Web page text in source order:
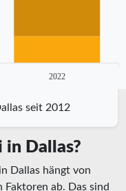
2022
seit 2012
in Dallas?
Dallas hängt von
Faktoren ab. Das sind